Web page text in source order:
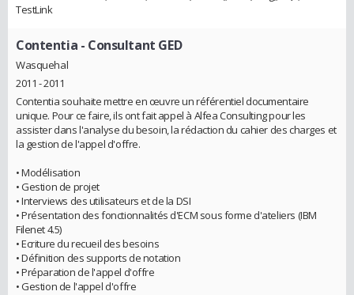
TestLink
Contentia - Consultant GED
Wasquehal
2011 - 2011
Contentia souhaite mettre en œuvre un référentiel documentaire
unique. Pour ce faire, ils ont fait appel à Alfea Consulting pour les
assister dans l'analyse du besoin, la rédaction du cahier des charges et
la gestion de l'appel d'offre.
• Modélisation
• Gestion de projet
• Interviews des utilisateurs et de la DSI
• Présentation des fonctionnalités d'ECM sous forme d'ateliers (IBM
Filenet 4.5)
• Ecriture du recueil des besoins
• Définition des supports de notation
• Préparation de l'appel d'offre
• Gestion de l'appel d'offre